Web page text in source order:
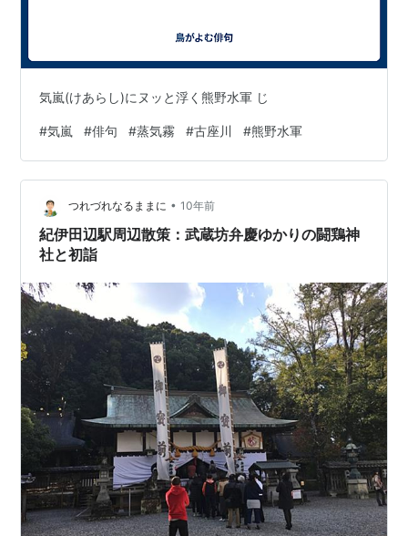
気嵐(けあらし)にヌッと浮く熊野水軍 じ
#気嵐 #俳句 #蒸気霧 #古座川 #熊野水軍
つれづれなるままに • 10年前
紀伊田辺駅周辺散策：武蔵坊弁慶ゆかりの闘鶏神
社と初詣